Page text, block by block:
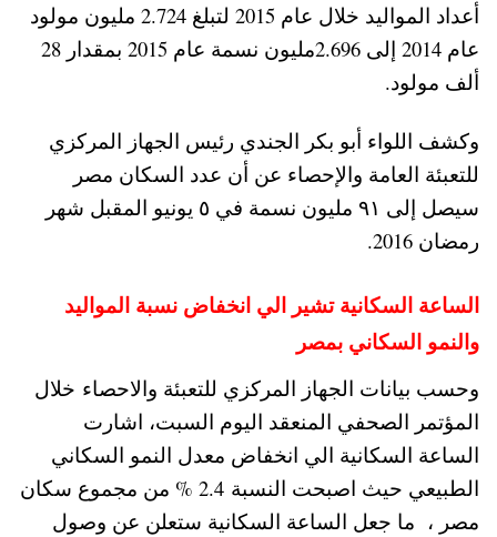
أعداد المواليد خلال عام 2015 لتبلغ 2.724 مليون مولود
عام 2014 إلى 2.696مليون نسمة عام 2015 بمقدار 28
ألف مولود.
وكشف اللواء أبو بكر الجندي رئيس الجهاز المركزي
للتعبئة العامة والإحصاء عن أن عدد السكان مصر
سيصل إلى ٩١ مليون نسمة في ٥ يونيو المقبل شهر
رمضان 2016.
الساعة السكانية تشير الي انخفاض نسبة المواليد
والنمو السكاني بمصر
وحسب بيانات الجهاز المركزي للتعبئة والاحصاء خلال
المؤتمر الصحفي المنعقد اليوم السبت، اشارت
الساعة السكانية الي انخفاض معدل النمو السكاني
الطبيعي حيث اصبحت النسبة 2.4 % من مجموع سكان
مصر ، ما جعل الساعة السكانية ستعلن عن وصول